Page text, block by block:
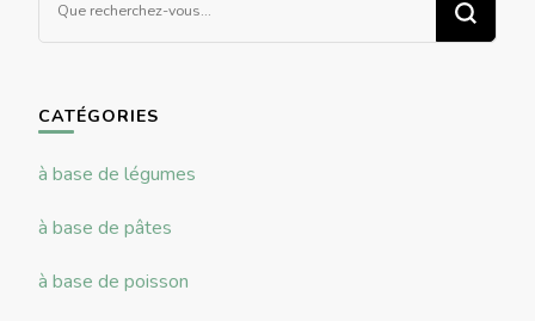
CATÉGORIES
à base de légumes
à base de pâtes
à base de poisson